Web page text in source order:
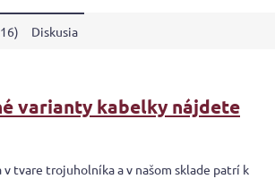
Diskusia
varianty kabelky nájdete
v tvare trojuholníka a v našom sklade patrí k